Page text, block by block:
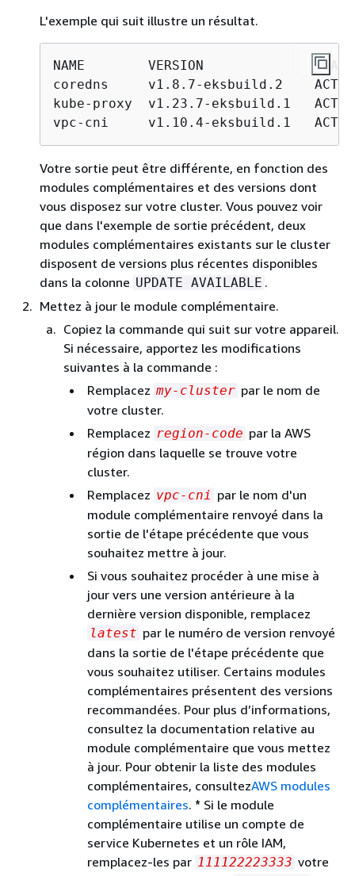
L'exemple qui suit illustre un résultat.
NAME        VERSION              STATUS
coredns     v1.8.7-eksbuild.2
kube-proxy  v1.23.7-eksbuild.1
vpc-cni     v1.10.4-eksbuild.1
Votre sortie peut être différente, en fonction des
modules complémentaires et des versions dont
vous disposez sur votre cluster. Vous pouvez voir
que dans l'exemple de sortie précédent, deux
modules complémentaires existants sur le cluster
disposent de versions plus récentes disponibles
dans la colonne UPDATE AVAILABLE .
Mettez à jour le module complémentaire.
Copiez la commande qui suit sur votre appareil.
Si nécessaire, apportez les modifications
suivantes à la commande :
Remplacez my-cluster par le nom de
votre cluster.
Remplacez region-code par la AWS
région dans laquelle se trouve votre
cluster.
Remplacez vpc-cni par le nom d'un
module complémentaire renvoyé dans la
sortie de l'étape précédente que vous
souhaitez mettre à jour.
Si vous souhaitez procéder à une mise à
jour vers une version antérieure à la
dernière version disponible, remplacez
latest par le numéro de version renvoyé
dans la sortie de l'étape précédente que
vous souhaitez utiliser. Certains modules
complémentaires présentent des versions
recommandées. Pour plus d’informations,
consultez la documentation relative au
module complémentaire que vous mettez
à jour. Pour obtenir la liste des modules
complémentaires, consultezAWS modules
complémentaires. * Si le module
complémentaire utilise un compte de
service Kubernetes et un rôle IAM,
remplacez-les par 111122223333 votre